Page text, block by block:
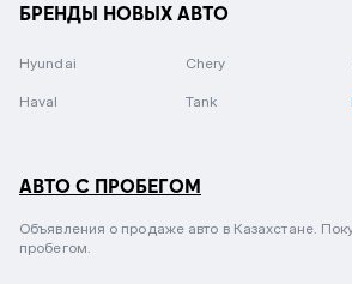
БРЕНДЫ НОВЫХ АВТО
Hyundai Chery
Haval Tank
АВТО С ПРОБЕГОМ
Объявления о продаже авто в Казахстане.
пробегом.